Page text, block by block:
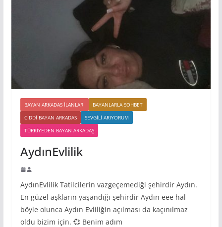
BAYAN ARKADAS ILANLARI
BAYANLARLA SOHBET
CIDDI BAYAN ARKADAS
SEVGILI ARIYORUM
TÜRKIYEDEN BAYAN ARKADAŞ
AydınEvlilik
AydınEvlilik Tatilcilerin vazgeçemediği şehirdir Aydın.
En güzel aşkların yaşandığı şehirdir Aydın eee hal
böyle olunca Aydın Evliliğin açılması da kaçınılmaz
oldu bizim için. 💞 Benim adım